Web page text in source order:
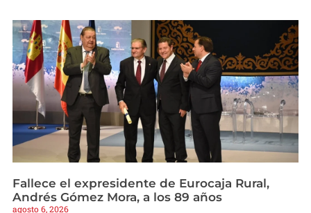
Fallece el expresidente de Eurocaja Rural,
Andrés Gómez Mora, a los 89 años
agosto 6, 2026